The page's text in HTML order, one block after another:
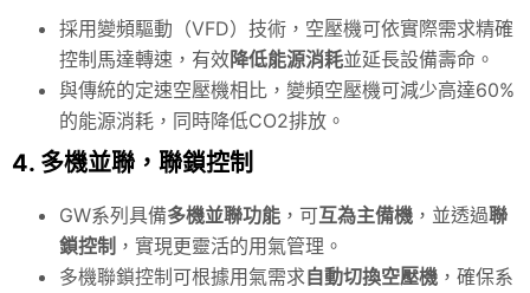
採用變頻驅動（VFD）技術，空壓機可依實際需求精確
控制馬達轉速，有效降低能源消耗並延長設備壽命。
與傳統的定速空壓機相比，變頻空壓機可減少高達60%
的能源消耗，同時降低CO2排放。
4. 多機並聯，聯鎖控制
GW系列具備多機並聯功能 ，可互為主備機 ，並透過聯
鎖控制 ，實現更靈活的用氣管理。
多機聯鎖控制可根據用氣需求自動切換空壓機 ，確保系